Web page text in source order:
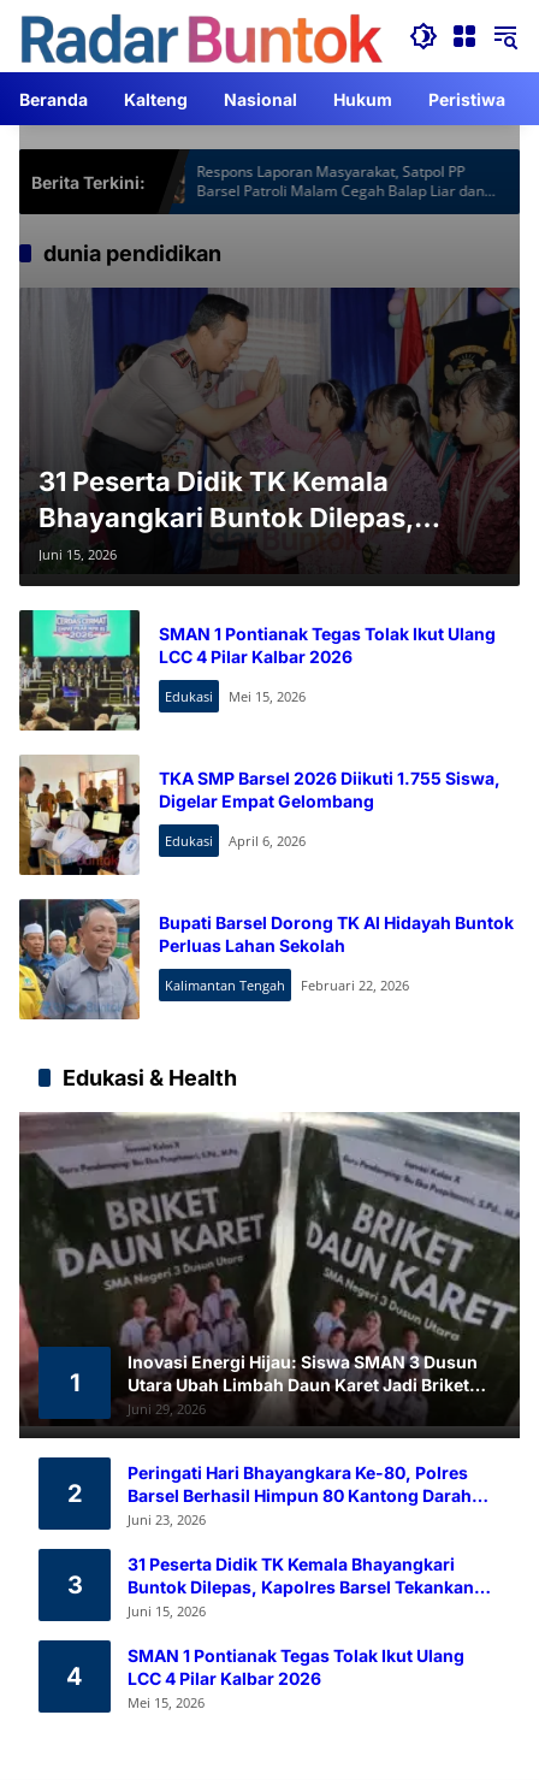
Langsung
konten
Beranda Kalteng Nasional Hukum Peristiwa
Berita Terkini:
Gardu
Lebih
Respons Laporan Masyarakat, Satpol PP
Barsel Patroli Malam Cegah Balap Liar dan
Knalpot Brong
dunia pendidikan
31 Peserta Didik TK Kemala
Bhayangkari Buntok Dilepas,
Kapolres Barsel Tekankan
Pendidikan Karakter
Juni 15, 2026
SMAN 1 Pontianak Tegas Tolak Ikut Ulang
LCC 4 Pilar Kalbar 2026
Edukasi Mei 15, 2026
TKA SMP Barsel 2026 Diikuti 1.755 Siswa,
Digelar Empat Gelombang
Edukasi April 6, 2026
Bupati Barsel Dorong TK Al Hidayah Buntok
Perluas Lahan Sekolah
Kalimantan Tengah Februari 22, 2026
Edukasi & Health
1
Inovasi Energi Hijau: Siswa SMAN 3 Dusun
Utara Ubah Limbah Daun Karet Jadi Briket
Ramah Lingkungan
Juni 29, 2026
2
Peringati Hari Bhayangkara Ke-80, Polres
Barsel Berhasil Himpun 80 Kantong Darah
Melalui Aksi Donor Darah
Juni 23, 2026
3
31 Peserta Didik TK Kemala Bhayangkari
Buntok Dilepas, Kapolres Barsel Tekankan
Pendidikan Karakter
Juni 15, 2026
4
SMAN 1 Pontianak Tegas Tolak Ikut Ulang
LCC 4 Pilar Kalbar 2026
Mei 15, 2026